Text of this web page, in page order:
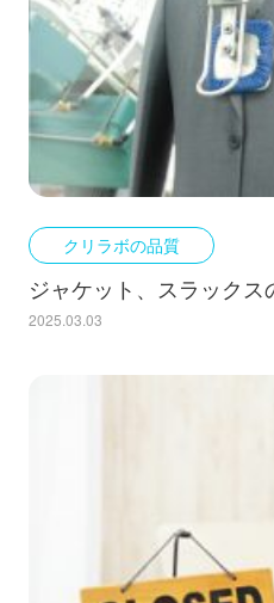
クリラボの品質
ジャケット、スラック
2025.03.03